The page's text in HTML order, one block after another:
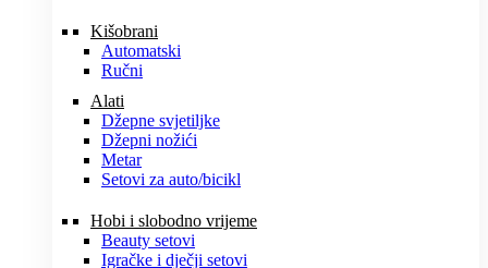
Kišobrani
Automatski
Ručni
Alati
Džepne svjetiljke
Džepni nožići
Metar
Setovi za auto/bicikl
Hobi i slobodno vrijeme
Beauty setovi
Igračke i dječji setovi